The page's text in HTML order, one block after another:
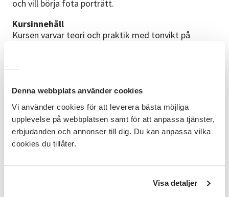
Denna webbplats använder cookies
Vi använder cookies för att leverera bästa möjliga
upplevelse på webbplatsen samt för att anpassa tjänster,
erbjudanden och annonser till dig. Du kan anpassa vilka
cookies du tillåter.
Visa detaljer
och vill börja fota porträtt.
Kursinnehåll
Kursen varvar teori och praktik med tonvikt på
vilja fortsätta att fota porträtt.
kamera, din egen eller någon annans.
Du bör innan kursen ha läst på om bländare, slutartid
samt ISO, och testat att göra inställningarna på din
kamera. Det gör att vi kan fokusera desto mer på
själva fotograferandet.
Under kurstillfällena så testar vi bland annat olika
ljuskällor, bildkomposition och hur vi skapar en bra